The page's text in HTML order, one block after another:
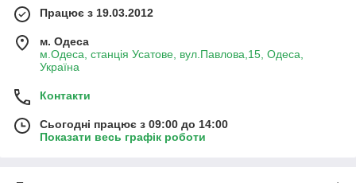
Працює з 19.03.2012
м. Одеса
м.Одеса, станція Усатове, вул.Павлова,15, Одеса,
Україна
Контакти
Сьогодні працює з 09:00 до 14:00
Показати весь графік роботи